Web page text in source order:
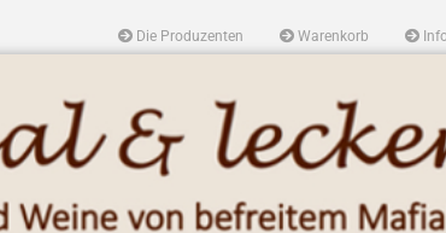
Die Produzenten Warenkorb